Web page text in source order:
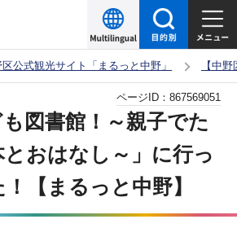
公式観光サイト「まるっと中野」 【中
も図書館！～親子でた
おはなし～」に行っ
【まるっと中野】
ページID： 867569051